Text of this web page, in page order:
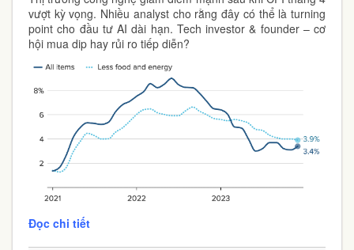
vượt kỳ vọng. Nhiều analyst cho rằng đây có thể là turning
point cho đầu tư AI dài hạn. Tech investor & founder – cơ
hội mua dip hay rủi ro tiếp diễn?
Đọc chi tiết